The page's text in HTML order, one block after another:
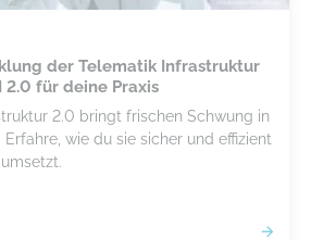
der Telematik Infrastruktur
2.0 für deine Praxis
2.0 bringt frischen Schwung in
wie du sie sicher und effizient